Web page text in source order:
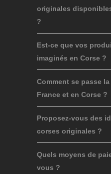
originales
?
Est-ce que vos
imaginés en Corse ?
Comment se passe
France et en Corse ?
Proposez-vous des
corses originales ?
Quels moyens de
vous ?